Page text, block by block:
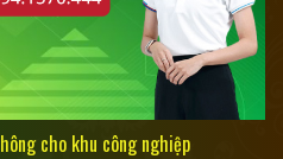
cho khu công nghiệp